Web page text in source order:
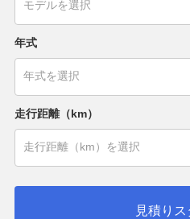
年式
走行距離（km）
見積りス